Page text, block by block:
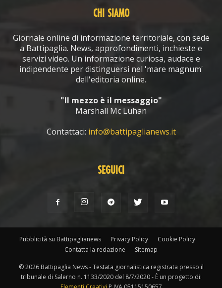
CHI SIAMO
Giornale online di informazione territoriale, con sede
a Battipaglia. News, approfondimenti, inchieste e
servizi video. Un'informazione curiosa, audace e
indipendente per distinguersi nel 'mare magnum'
dell'editoria online.
"Il mezzo è il messaggio"
Marshall Mc Luhan
Contattaci: info@battipaglianews.it
SEGUICI
Pubblicità su Battipaglianews Privacy Policy
Cookie Policy
Contatta la redazione
Sitemap
© 2026 Battipaglia News - Testata giornalistica registrata presso il
tribunale di Salerno n. 1133/2020 del 8/7/2020 - È un progetto di: